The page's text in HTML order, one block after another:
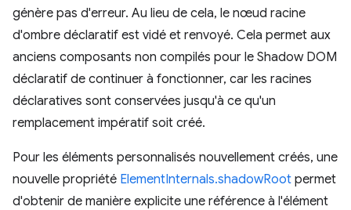
génère pas d'erreur. Au lieu de cela, le nœud racine
d'ombre déclaratif est vidé et renvoyé. Cela permet aux
anciens composants non compilés pour le Shadow DOM
déclaratif de continuer à fonctionner, car les racines
déclaratives sont conservées jusqu'à ce qu'un
remplacement impératif soit créé.
Pour les éléments personnalisés nouvellement créés, une
nouvelle propriété ElementInternals.shadowRoot permet
d'obtenir de manière explicite une référence à l'élément